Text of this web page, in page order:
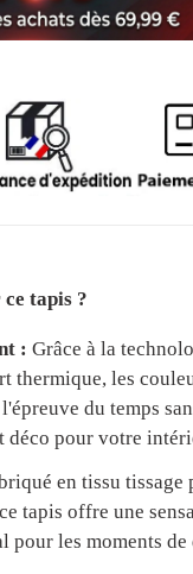
tapis ?
: Grâce à la
thermique, les
du temps
déco pour votre
en tissu tissage
tapis offre une
pour les moments de